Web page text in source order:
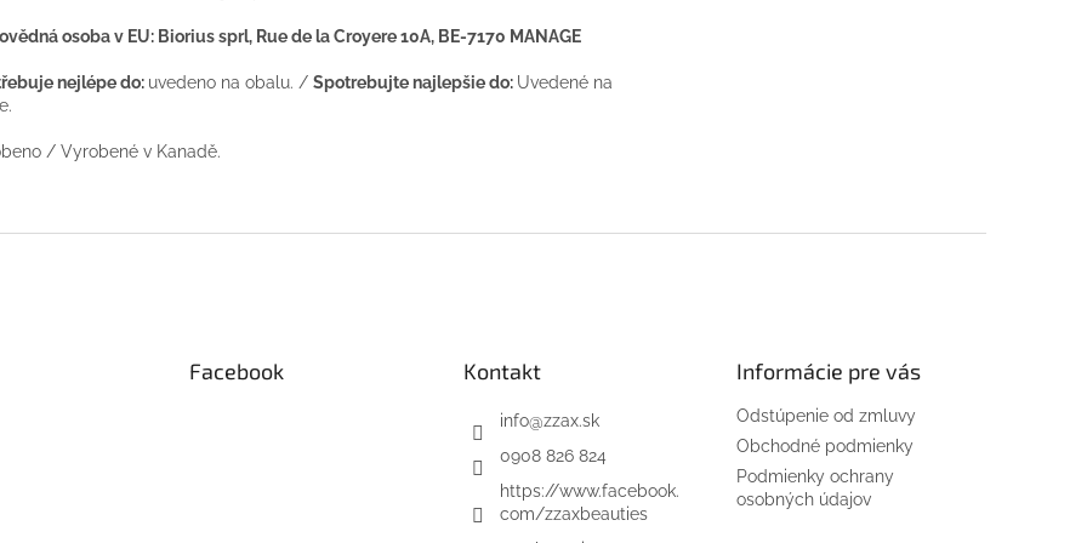
osoba v EU: Biorius sprl, Rue de la Croyere 10A, BE-7170 MANAGE
nejlépe do: uvedeno na obalu. / Spotrebujte najlepšie do: Uvedené na
/ Vyrobené v Kanadě.
Facebook Kontakt
info@zzax.sk
0908 826 824
https://www.facebook.
com/zzaxbeauties
Informácie pre vás
Odstúpenie od zmluvy
Obchodné podmienky
Podmienky ochrany
osobných údajov